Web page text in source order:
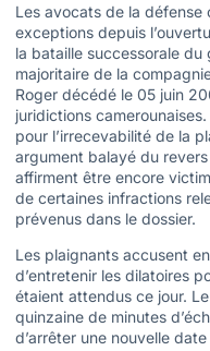
Les avocats de la défense
exceptions depuis
la bataille successorale
majoritaire de la
Roger décédé le 05 juin
juridictions
pour l’irrecevabilité de la
argument balayé du
affirment être encore
de certaines infractions
prévenus dans le dossier.
Les plaignants accusent
d’entretenir les dilatoires
étaient attendus ce jour.
quinzaine de minutes
d’arrêter une nouvelle